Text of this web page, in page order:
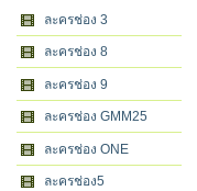
ละครช่อง 3
ละครช่อง 8
ละครช่อง 9
ละครช่อง GMM25
ละครช่อง ONE
ละครช่อง5